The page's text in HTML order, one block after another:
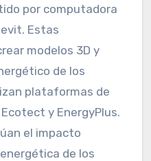
por computadora
Estas
modelos 3D y
de los
plataformas de
y EnergyPlus.
el impacto
de los